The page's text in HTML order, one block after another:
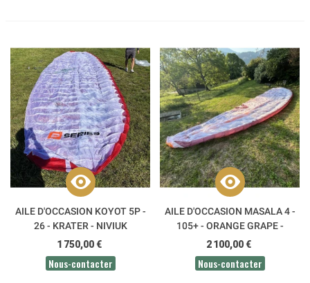
AILE D'OCCASION KOYOT 5P -
26 - KRATER - NIVIUK
1 750,00 €
Nous-contacter
AILE D'OCCASION MASALA 4 -
105+ - ORANGE GRAPE -
SKYWALK
2 100,00 €
Nous-contacter